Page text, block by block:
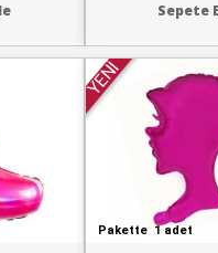
Sepete
Pakette 1 adet
YENİ